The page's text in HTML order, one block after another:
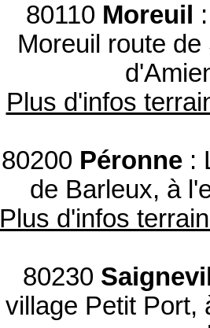
80110 Moreuil
Moreuil route
Plus d'infos
80200 Péronne :
de Barleux, à
Plus d'infos
80230
village Petit Port,